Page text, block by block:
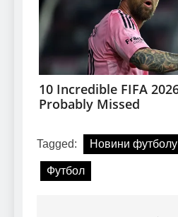
Tagged: Новини футболу
Футбол